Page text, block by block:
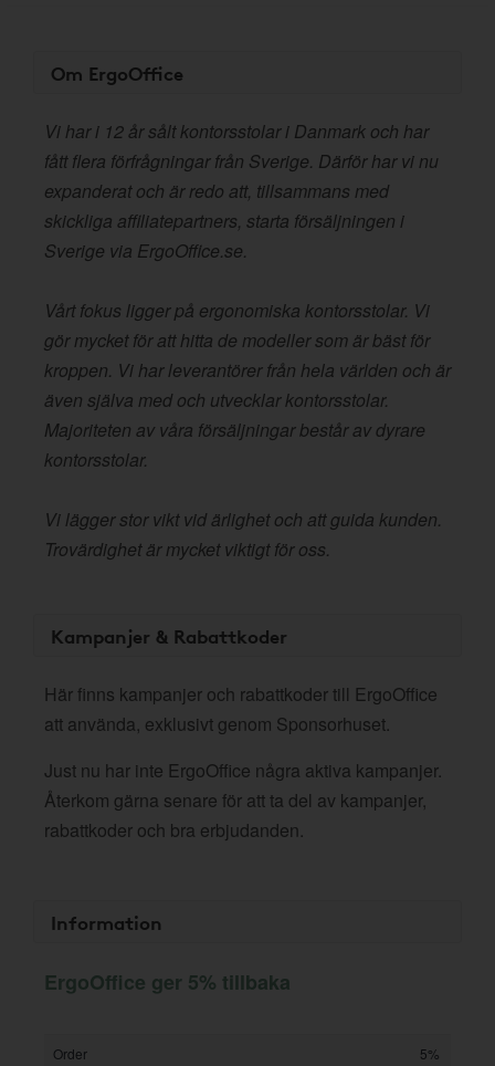
Om ErgoOffice
Vi har i 12 år sålt kontorsstolar i Danmark och har
fått flera förfrågningar från Sverige. Därför har vi nu
expanderat och är redo att, tillsammans med
skickliga affiliatepartners, starta försäljningen i
Sverige via ErgoOffice.se.
Vårt fokus ligger på ergonomiska kontorsstolar. Vi
gör mycket för att hitta de modeller som är bäst för
kroppen. Vi har leverantörer från hela världen och är
även själva med och utvecklar kontorsstolar.
Majoriteten av våra försäljningar består av dyrare
kontorsstolar.
Vi lägger stor vikt vid ärlighet och att guida kunden.
Trovärdighet är mycket viktigt för oss.
Kampanjer & Rabattkoder
Här finns kampanjer och rabattkoder till ErgoOffice
att använda, exklusivt genom Sponsorhuset.
Just nu har inte ErgoOffice några aktiva kampanjer.
Återkom gärna senare för att ta del av kampanjer,
rabattkoder och bra erbjudanden.
Information
ErgoOffice ger 5% tillbaka
Order 5%